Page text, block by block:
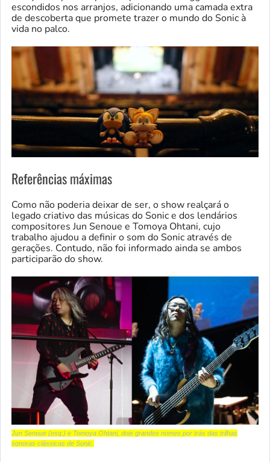
escondidos nos arranjos, adicionando uma camada extra
de descoberta que promete trazer o mundo do Sonic à
vida no palco.
Referências máximas
Como não poderia deixar de ser, o show realçará o
legado criativo das músicas do Sonic e dos lendários
compositores Jun Senoue e Tomoya Ohtani, cujo
trabalho ajudou a definir o som do Sonic através de
gerações. Contudo, não foi informado ainda se ambos
participarão do show.
Jun Senoue (esq.) e Tomoya Ohtani, dois grandes nomes por trás das trilhas
sonoras clássicas de Sonic.